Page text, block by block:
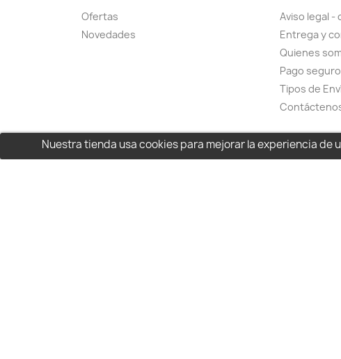
Nuestra tienda usa cookies para mejorar la experiencia
Ofertas
Novedades
Aviso legal -
Entrega y
Quienes
Pago seguro
Tipos de